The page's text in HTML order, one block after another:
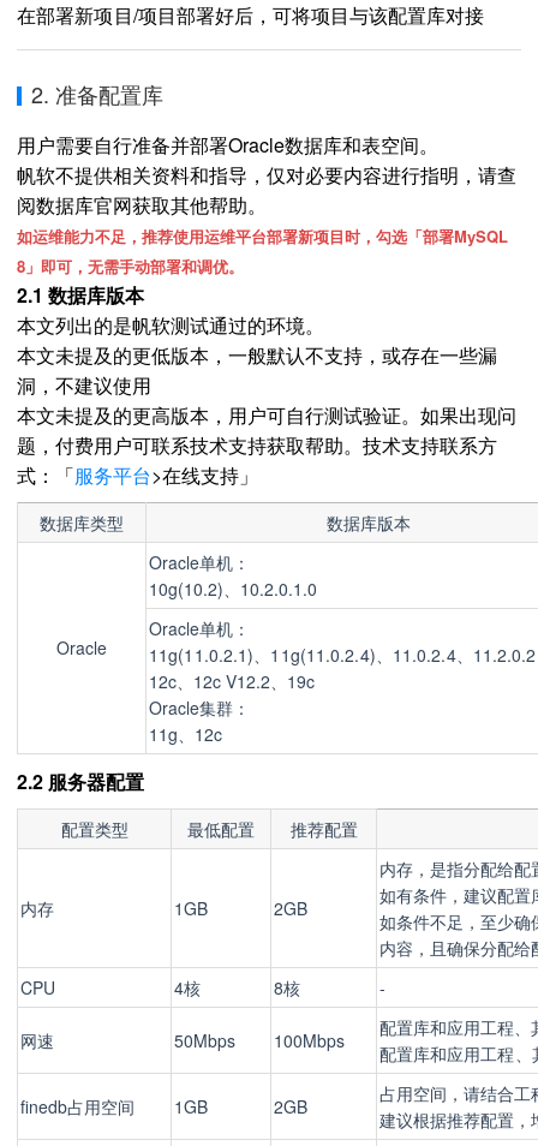
在部署新项目/项目部署好后，可将项目与该配置库对接
2. 准备配置库
用户需要自行准备并部署Oracle数据库和表空间。
帆软不提供相关资料和指导，仅对必要内容进行指明，请查
阅数据库官网获取其他帮助。
如运维能力不足，推荐使用运维平台部署新项目时，勾选「部署MySQL
8」即可，无需手动部署和调优。
2.1 数据库版本
本文列出的是帆软测试通过的环境。
本文未提及的更低版本，一般默认不支持，或存在一些漏
洞，不建议使用
本文未提及的更高版本，用户可自行测试验证。如果出现问
题，付费用户可联系技术支持获取帮助。技术支持联系方
式：「服务平台>在线支持」
数据库类型 数据库版本
Oracle
Oracle单机：
10g(10.2)、10.2.0.1.0
Oracle单机：
11g(11.0.2.1)、 11g(11.0.2.4)、 11.0.2.4、
12c、12c V12.2、19c
Oracle集群：
11g、 12c
2.2 服务器配置
配置类型 最低配置 推荐配置
内存 1GB 2GB
内存，是指分配给
如有条件，建议配置
如条件不足，至少
内容，且确保分配
CPU
4核 8核 -
网速 50Mbps 100Mbps
配置库和应用工程
配置库和应用工程、
finedb占用空间 1GB 2GB
占用空间，请结合工
建议根据推荐配置